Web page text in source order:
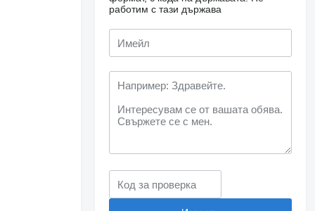
работим с тази държава